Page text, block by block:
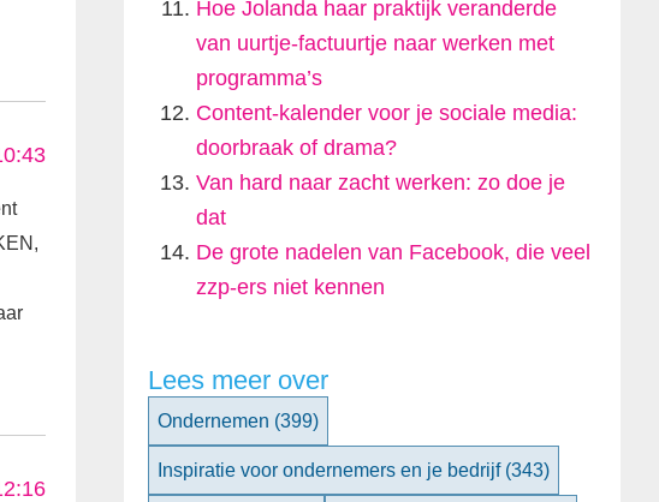
Hoe Jolanda haar praktijk veranderde
van uurtje-factuurtje naar werken met
programma’s
Content-kalender voor je sociale media:
doorbraak of drama?
Van hard naar zacht werken: zo doe je
dat
De grote nadelen van Facebook, die veel
zzp-ers niet kennen
Lees meer over
Ondernemen (399)
Inspiratie voor ondernemers en je bedrijf (343)